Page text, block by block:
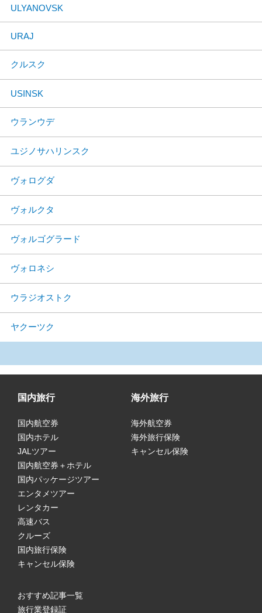
ULYANOVSK
URAJ
クルスク
USINSK
ウランウデ
ユジノサハリンスク
ヴォログダ
ヴォルクタ
ヴォルゴグラード
ヴォロネシ
ウラジオストク
ヤクーツク
国内旅行
国内航空券
国内ホテル
JALツアー
国内航空券＋ホテル
国内パッケージツアー
エンタメツアー
レンタカー
高速バス
クルーズ
国内旅行保険
キャンセル保険
海外旅行
海外航空券
海外旅行保険
キャンセル保険
おすすめ記事一覧
旅行業登録証